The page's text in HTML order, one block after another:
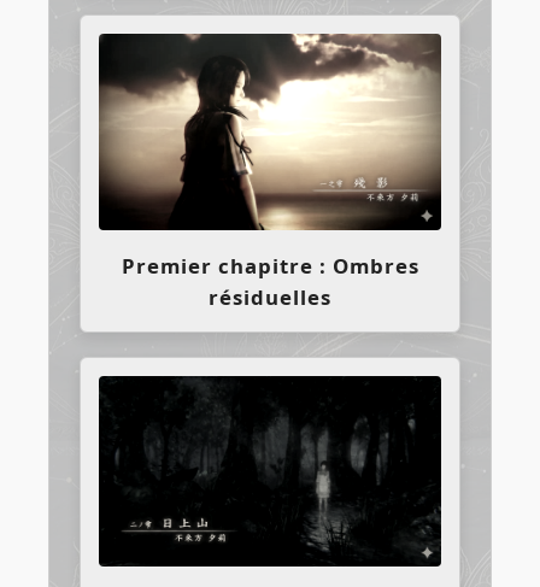
Premier chapitre : Ombres
résiduelles